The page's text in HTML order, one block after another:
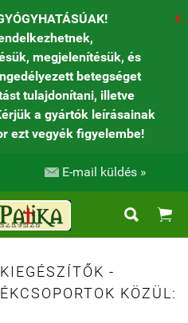
megjelenítésük, és
betegséget
tulajdonítani, illetve
a gyártók leírásainak
ezt vegyék figyelembe!
X
 E-mail küldés »
 
-
KÖZÜL: